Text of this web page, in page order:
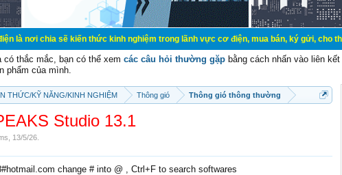
sẽ kiến thức kinh nghiệm trong lãnh vực cơ điện, mua bán, ký gửi, cho thuê
có thắc mắc, bạn có thể xem các câu hỏi thường gặp bằng cách nhấn vào liên
phẩm của mình.
THỨC/KỸ NĂNG/KINH NGHIỆM Thông gió Thông gió thông thường
Studio 13.1
13/5/26
change # into @ , Ctrl+F to search softwares